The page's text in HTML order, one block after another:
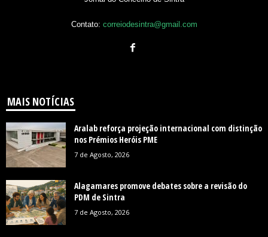
Contato: correiodesintra@gmail.com
MAIS NOTÍCIAS
Aralab reforça projeção internacional com distinção
nos Prémios Heróis PME
7 de Agosto, 2026
Alagamares promove debates sobre a revisão do
PDM de Sintra
7 de Agosto, 2026